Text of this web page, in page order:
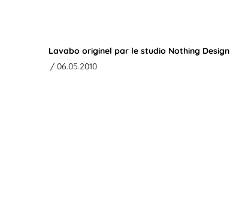
Lavabo originel par le studio Nothing Design
/ 06.05.2010